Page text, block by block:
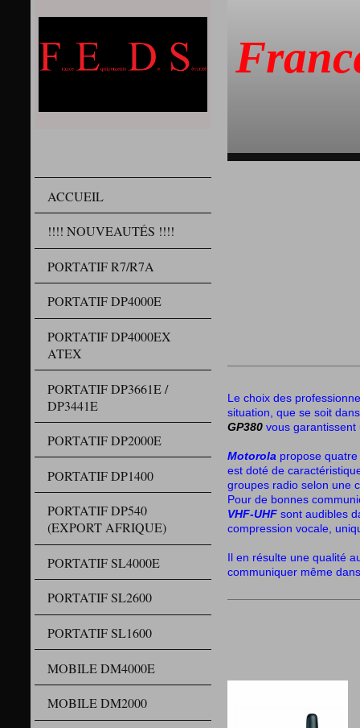
ACCUEIL
!!!! NOUVEAUTÉS !!!!
PORTATIF R7/R7A
PORTATIF DP4000E
PORTATIF DP4000EX
ATEX
PORTATIF DP3661E /
DP3441E
PORTATIF DP2000E
PORTATIF DP1400
PORTATIF DP540
(EXPORT AFRIQUE)
PORTATIF SL4000E
PORTATIF SL2600
PORTATIF SL1600
MOBILE DM4000E
MOBILE DM2000
Le choix des
situation, que se soit
GP380 vous
Motorola propose
est doté de
groupes radio selon une
Pour de bonnes
VHF-UHF sont audibles
compression vocale,
Il en résulte une qualité
communiquer même